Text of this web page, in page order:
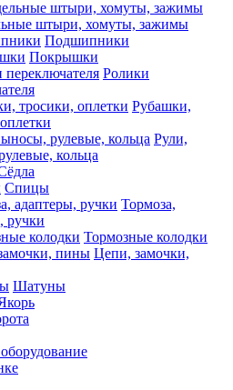
штыри, хомуты, зажимы
Подшипники
Покрышки
Ролики
Рубашки,
Рули,
кольца
Спицы
Тормоза,
ручки
Тормозные колодки
Цепи, замочки,
Шатуны